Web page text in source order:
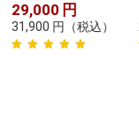
29,000 円
31,900 円 （税込）